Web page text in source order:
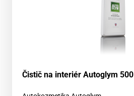
Čistič na interiér Autoglym 500